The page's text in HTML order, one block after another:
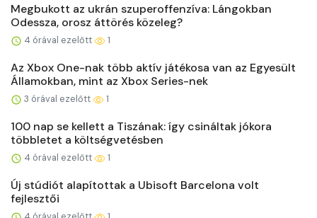
Megbukott az ukrán szuperoffenzíva: Lángokban
Odessza, orosz áttörés közeleg?
4 órával ezelőtt 1
Az Xbox One-nak több aktív játékosa van az Egyesült
Államokban, mint az Xbox Series-nek
3 órával ezelőtt 1
100 nap se kellett a Tiszának: így csináltak jókora
többletet a költségvetésben
4 órával ezelőtt 1
Új stúdiót alapítottak a Ubisoft Barcelona volt
fejlesztői